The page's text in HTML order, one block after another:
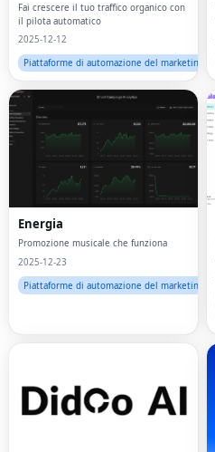
Fai crescere il tuo traffico organico con
il pilota automatico
2025-12-12
Piattaforme di automazione del marketing
Energia
Promozione musicale che funziona
2025-12-23
Piattaforme di automazione del marketing